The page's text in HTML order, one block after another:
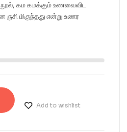
கம கமக்கும் உணவைவிட
மிகுந்தது என்று உணர
Add to wishlist